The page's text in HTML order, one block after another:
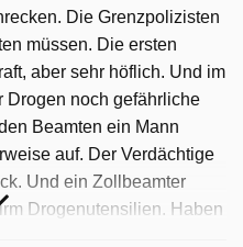
Die Grenzpolizisten
müssen. Die ersten
aber sehr höflich. Und im
Drogen noch gefährliche
Beamten ein Mann
auf. Der Verdächtige
Und ein Zollbeamter
Drogenutensilien. Haben